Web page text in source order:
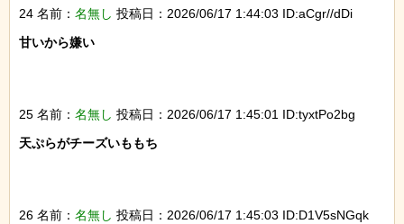
24 名前： 名無し 投稿日：2026/06/17 1:44:03 ID:aCgr//dDi
甘いから嫌い
25 名前： 名無し 投稿日：2026/06/17 1:45:01 ID:tyxtPo2bg
天ぷらがチーズいももち
26 名前： 名無し 投稿日：2026/06/17 1:45:03 ID:D1V5sNGqk